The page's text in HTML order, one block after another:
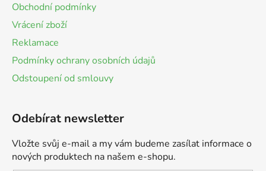
Obchodní podmínky
Vrácení zboží
Reklamace
Podmínky ochrany osobních údajů
Odstoupení od smlouvy
Odebírat newsletter
Vložte svůj e-mail a my vám budeme zasílat informace o
nových produktech na našem e-shopu.